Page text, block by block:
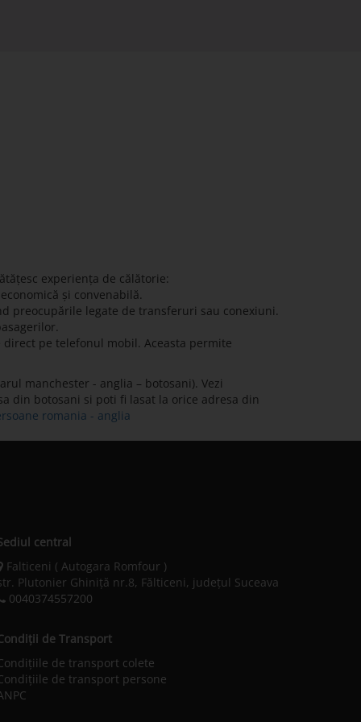
experiența de călătorie:
și convenabilă.
preocupările legate de transferuri sau conexiuni.
pe telefonul mobil. Aceasta permite
manchester - anglia – botosani). Vezi
din botosani si poti fi lasat la orice adresa din
romania - anglia
central
Falticeni ( Autogara Romfour )
Plutonier Ghiniţă nr.8, Fălticeni, judeţul Suceava
0040374557200
de Transport
de transport colete
de transport persone